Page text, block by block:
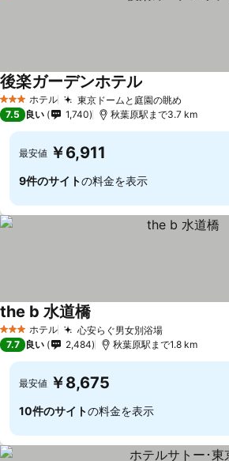
3 ホテルのランク
ホテル 東京ドームと庭園の眺め
後楽ガーデンホテル
7.5 良い 1,740 秋葉原駅まで3.7 km
最安値 ￥6,911
9件のサイトの料金を表示
3 ホテルのランク
ホテル 心安らぐ男女別浴場
the b 水道橋
7.7 良い 2,484 秋葉原駅まで1.8 km
最安値 ￥8,675
10件のサイトの料金を表示